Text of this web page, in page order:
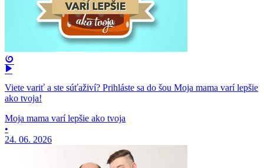
Viete variť a ste súťaživí? Prihláste sa do šou Moja mama varí lepšie
ako tvoja!
Moja mama varí lepšie ako tvoja
•
24. 06. 2026